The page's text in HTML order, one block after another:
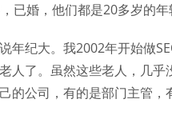
已婚，他们都是20多岁的年
年纪大。我2002年开始做
人了。虽然这些老人，几
的公司，有的是部门主管，